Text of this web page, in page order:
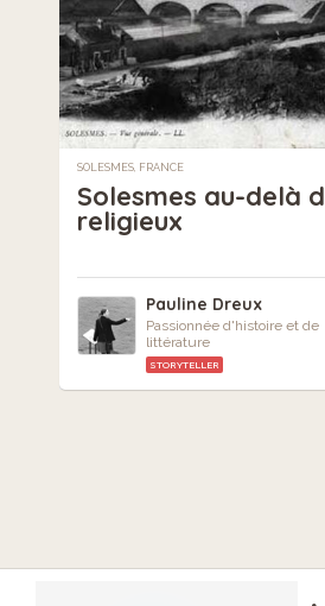
SOLESMES, FRANCE
Solesmes au-delà
religieux
Pauline Dreux
Passionnée d'histoire et de
littérature
STORYTELLER